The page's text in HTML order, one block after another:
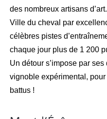
des nombreux artisans d’art.
Ville du cheval par
célèbres pistes
chaque jour plus de 1 200
Un détour s’impose par
vignoble expérimental,
battus !